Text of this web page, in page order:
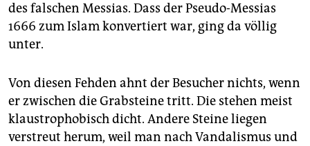
des falschen Messias. Dass der Pseudo-Messias
1666 zum Islam konvertiert war, ging da völlig
unter.
Von diesen Fehden ahnt der Besucher nichts, wenn
er zwischen die Grabsteine tritt. Die stehen meist
klaustrophobisch dicht. Andere Steine liegen
verstreut herum, weil man nach Vandalismus und